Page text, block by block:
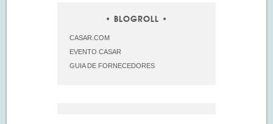
BLOGROLL
CASAR.COM
EVENTO CASAR
GUIA DE FORNECEDORES